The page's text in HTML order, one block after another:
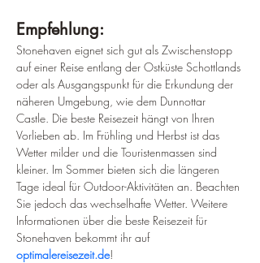
Empfehlung:
Stonehaven eignet sich gut als Zwischenstopp
auf einer Reise entlang der Ostküste Schottlands
oder als Ausgangspunkt für die Erkundung der
näheren Umgebung, wie dem Dunnottar
Castle. Die beste Reisezeit hängt von Ihren
Vorlieben ab. Im Frühling und Herbst ist das
Wetter milder und die Touristenmassen sind
kleiner. Im Sommer bieten sich die längeren
Tage ideal für Outdoor-Aktivitäten an. Beachten
Sie jedoch das wechselhafte Wetter. Weitere
Informationen über die beste Reisezeit für
Stonehaven bekommt ihr auf
optimalereisezeit.de!